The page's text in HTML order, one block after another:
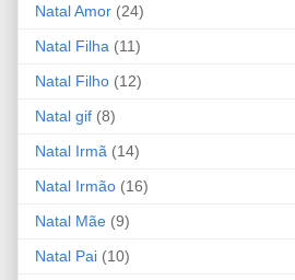
Natal Amor (24)
Natal Filha (11)
Natal Filho (12)
Natal gif (8)
Natal Irmã (14)
Natal Irmão (16)
Natal Mãe (9)
Natal Pai (10)